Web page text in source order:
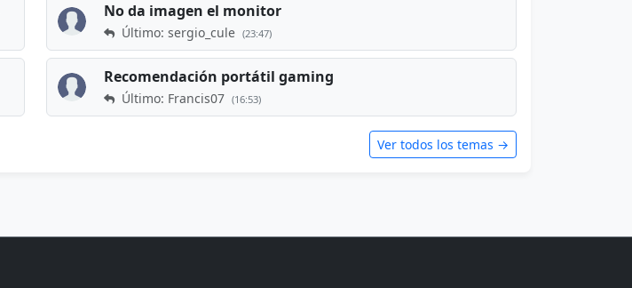
No da imagen el monitor
Último: sergio_cule (23:47)
Recomendación portátil gaming
Último: Francis07 (16:53)
Ver todos los temas →